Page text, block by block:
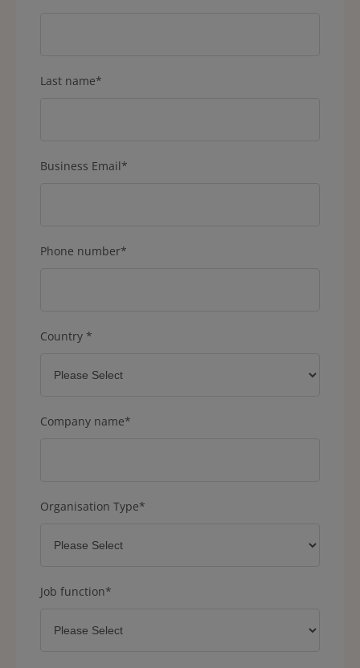
Last name*
Business Email*
Phone number*
Country *
Company name*
Organisation Type*
Job function*